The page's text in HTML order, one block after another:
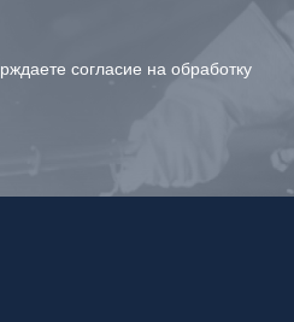
согласие на обработку